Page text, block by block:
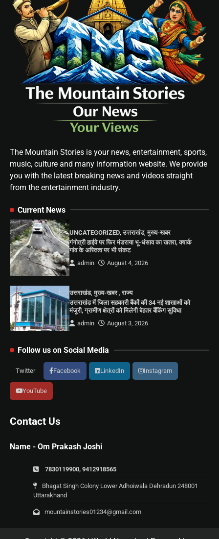
The Mountain Stories is your news, entertainment, sports,
music, culture and many information website. We provide
you with the latest breaking news and videos straight
from the entertainment industry.
Current News
UNCATEGORIZED ,उत्तराखंड,मुख्य-खबर
गंगोत्री हाईवे पर फिर मंडराया भू-धंसाव का खतरा, क्यार्क
गांव के अस्तित्व पर भी संकट
admin
August 4, 2026
उत्तराखंड,मुख्य-खबर,राज्य
उत्तराखंड में जिला सहकारी बैंकों की 34 नई शाखाओं को
मंजूरी, ग्रामीण क्षेत्रों को मिलेगी बेहतर बैंकिंग सुविधा
admin
August 3, 2026
Follow us on Social Media
Twitter Facebook LinkedIn Instagram
YouTube
Contact Us
Name - Om Prakash Joshi
7830119900, 9412918565
Bhagat Singh Colony Lower Adhoiwala Dehradun 248001
Uttarakhand
mountainstories01234@gmail.com